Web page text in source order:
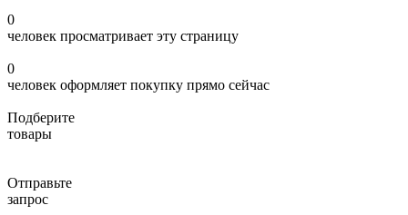
0
человек просматривает эту страницу
0
человек оформляет покупку прямо сейчас
Подберите
товары
Отправьте
запрос